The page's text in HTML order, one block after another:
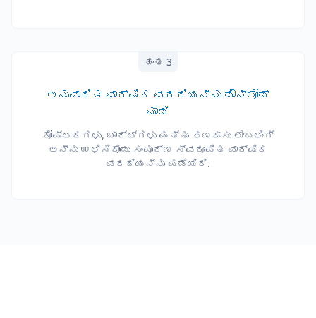
ಹಂತ 3
ಅನುವಾದಿತ ವಾರ್ಷಿಕ ವರದಿಯನ್ನು ಡೌನ್‌ಲೋಡ್
ಮಾಡಿ
ಕೋಷ್ಟಕಗಳು, ಚಾರ್ಟ್‌ಗಳು ಮತ್ತು ಹಣಕಾಸು ಲೇಬಲಿಂಗ್
ಅನ್ನು ಉಳಿಸಿಕೊಂಡು ಸಂಪೂರ್ಣ ಸ್ವರೂಪಿತ ವಾರ್ಷಿಕ
ವರದಿಯನ್ನು ಪಡೆಯಿರಿ.